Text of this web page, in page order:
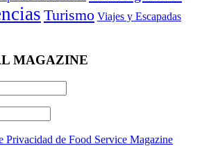
Turismo Viajes y Escapadas
MAGAZINE
Privacidad de Food Service Magazine